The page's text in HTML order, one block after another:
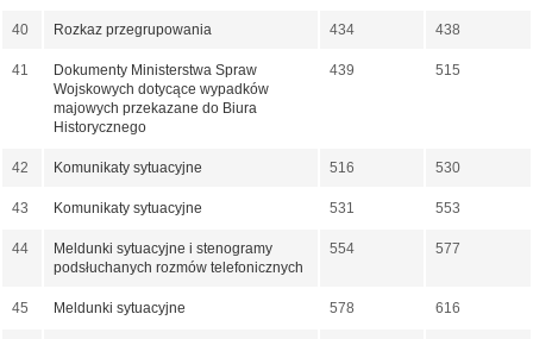
40 Rozkaz przegrupowania 434 438
41
Dokumenty Ministerstwa Spraw
Wojskowych dotycące wypadków
majowych przekazane do Biura
Historycznego
439 515
42 Komunikaty sytuacyjne 516 530
43 Komunikaty sytuacyjne 531 553
44
Meldunki sytuacyjne i stenogramy
podsłuchanych rozmów telefonicznych
554 577
45 Meldunki sytuacyjne 578 616